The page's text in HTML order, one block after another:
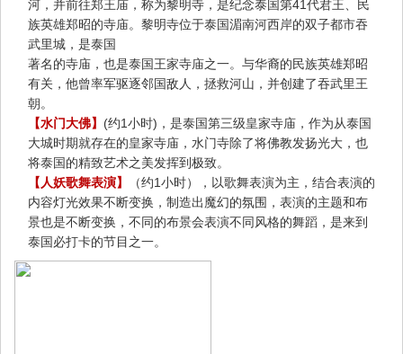
河，并前往郑王庙，称为黎明寺，是纪念泰国第41代君王、民
族英雄郑昭的寺庙。黎明寺位于泰国湄南河西岸的双子都市吞
武里城，是泰国
著名的寺庙，也是泰国王家寺庙之一。与华裔的民族英雄郑昭
有关，他曾率军驱逐邻国敌人，拯救河山，并创建了吞武里王
朝。
【水门大佛】 (约1小时)，是泰国第三级皇家寺庙，作为从泰国
大城时期就存在的皇家寺庙，水门寺除了将佛教发扬光大，也
将泰国的精致艺术之美发挥到极致。
【人妖歌舞表演】
（约1小时），以歌舞表演为主，结合表演的
内容灯光效果不断变换，制造出魔幻的氛围，表演的主题和布
景也是不断变换，不同的布景会表演不同风格的舞蹈，是来到
泰国必打卡的节目之一。